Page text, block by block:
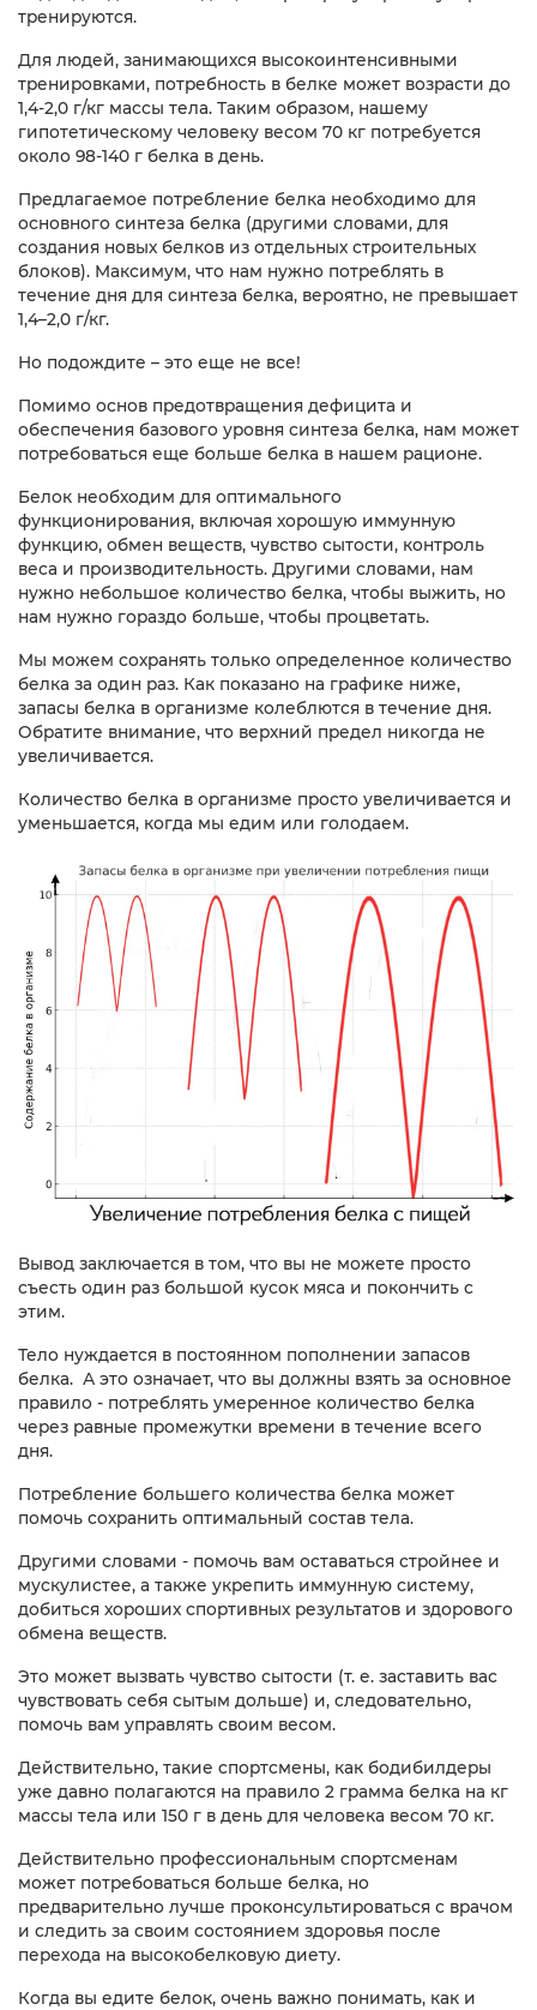
тренируются.
Для людей, занимающихся высокоинтенсивными
тренировками, потребность в белке может возрасти до
1,4-2,0 г/кг массы тела. Таким образом, нашему
гипотетическому человеку весом 70 кг потребуется
около 98-140 г белка в день.
Предлагаемое потребление белка необходимо для
основного синтеза белка (другими словами, для
создания новых белков из отдельных строительных
блоков). Максимум, что нам нужно потреблять в
течение дня для синтеза белка, вероятно, не превышает
1,4–2,0 г/кг.
Но подождите – это еще не все!
Помимо основ предотвращения дефицита и
обеспечения базового уровня синтеза белка, нам может
потребоваться еще больше белка в нашем рационе.
Белок необходим для оптимального
функционирования, включая хорошую иммунную
функцию, обмен веществ, чувство сытости, контроль
веса и производительность. Другими словами, нам
нужно небольшое количество белка, чтобы выжить, но
нам нужно гораздо больше, чтобы процветать.
Мы можем сохранять только определенное количество
белка за один раз. Как показано на графике ниже,
запасы белка в организме колеблются в течение дня.
Обратите внимание, что верхний предел никогда не
увеличивается.
Количество белка в организме просто увеличивается и
уменьшается, когда мы едим или голодаем.
Вывод заключается в том, что вы не можете просто
съесть один раз большой кусок мяса и покончить с
этим.
Тело нуждается в постоянном пополнении запасов
белка. А это означает, что вы должны взять за основное
правило - потреблять умеренное количество белка
через равные промежутки времени в течение всего
дня.
Потребление большего количества белка может
помочь сохранить оптимальный состав тела.
Другими словами - помочь вам оставаться стройнее и
мускулистее, а также укрепить иммунную систему,
добиться хороших спортивных результатов и здорового
обмена веществ.
Это может вызвать чувство сытости (т. е. заставить вас
чувствовать себя сытым дольше) и, следовательно,
помочь вам управлять своим весом.
Действительно, такие спортсмены, как бодибилдеры
уже давно полагаются на правило 2 грамма белка на кг
массы тела или 150 г в день для человека весом 70 кг.
Действительно профессиональным спортсменам
может потребоваться больше белка, но
предварительно лучше проконсультироваться с врачом
и следить за своим состоянием здоровья после
перехода на высокобелковую диету.
Когда вы едите белок, очень важно понимать, как и